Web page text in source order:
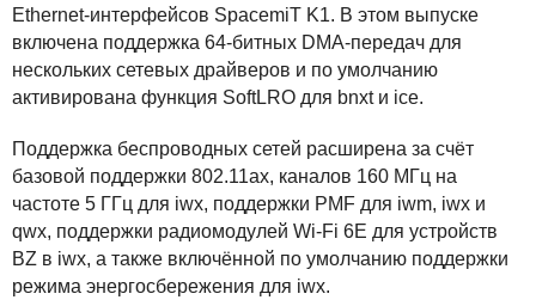
Ethernet-интерфейсов SpacemiT K1. В этом выпуске
включена поддержка 64-битных DMA-передач для
нескольких сетевых драйверов и по умолчанию
активирована функция SoftLRO для bnxt и ice.
Поддержка беспроводных сетей расширена за счёт
базовой поддержки 802.11ax, каналов 160 МГц на
частоте 5 ГГц для iwx, поддержки PMF для iwm, iwx и
qwx, поддержки радиомодулей Wi-Fi 6E для устройств
BZ в iwx, а также включённой по умолчанию поддержки
режима энергосбережения для iwx.